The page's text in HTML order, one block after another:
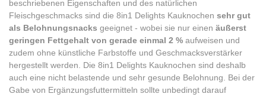
beschriebenen Eigenschaften und des natürlichen
Fleischgeschmacks sind die 8in1 Delights Kauknochen sehr gut
als Belohnungsnacks geeignet - wobei sie nur einen äußerst
geringen Fettgehalt von gerade einmal 2 % aufweisen und
zudem ohne künstliche Farbstoffe und Geschmacksverstärker
hergestellt werden. Die 8in1 Delights Kauknochen sind deshalb
auch eine nicht belastende und sehr gesunde Belohnung. Bei der
Gabe von Ergänzungsfuttermitteln sollte unbedingt darauf